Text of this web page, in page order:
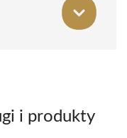
i produkty